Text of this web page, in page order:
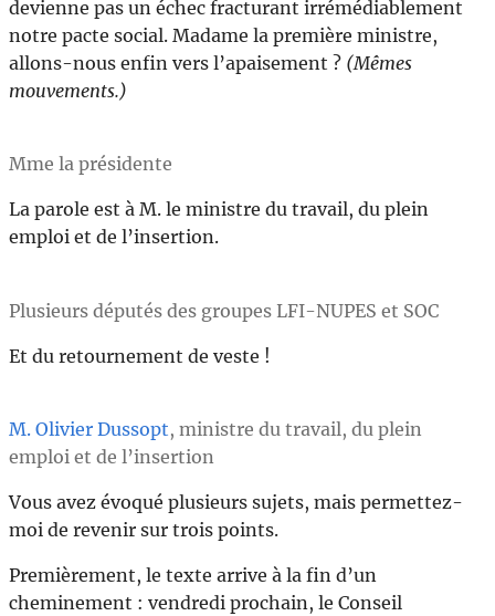
devienne pas un échec fracturant irrémédiablement
notre pacte social. Madame la première ministre,
allons-nous enfin vers l’apaisement ? (Mêmes
mouvements.)
Mme la présidente
La parole est à M. le ministre du travail, du plein
emploi et de l’insertion.
Plusieurs députés des groupes LFI-NUPES et SOC
Et du retournement de veste !
M. Olivier Dussopt, ministre du travail, du plein
emploi et de l’insertion
Vous avez évoqué plusieurs sujets, mais permettez-
moi de revenir sur trois points.
Premièrement, le texte arrive à la fin d’un
cheminement : vendredi prochain, le Conseil